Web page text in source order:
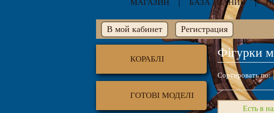
МАГАЗИН | БАЗА ЗНАНИЙ |
В мой кабинет Регистрация
КОРАБЛІ
ГОТОВІ МОДЕЛІ
Фігурки
Сортировать по:
Есть в